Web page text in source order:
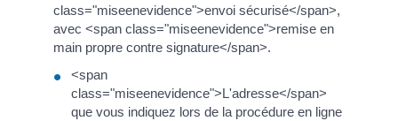
class="miseenevidence">envoi sécurisé</span>,
avec <span class="miseenevidence">remise en
main propre contre signature</span>.
<span
class="miseenevidence">L'adresse</span>
que vous indiquez lors de la procédure en ligne